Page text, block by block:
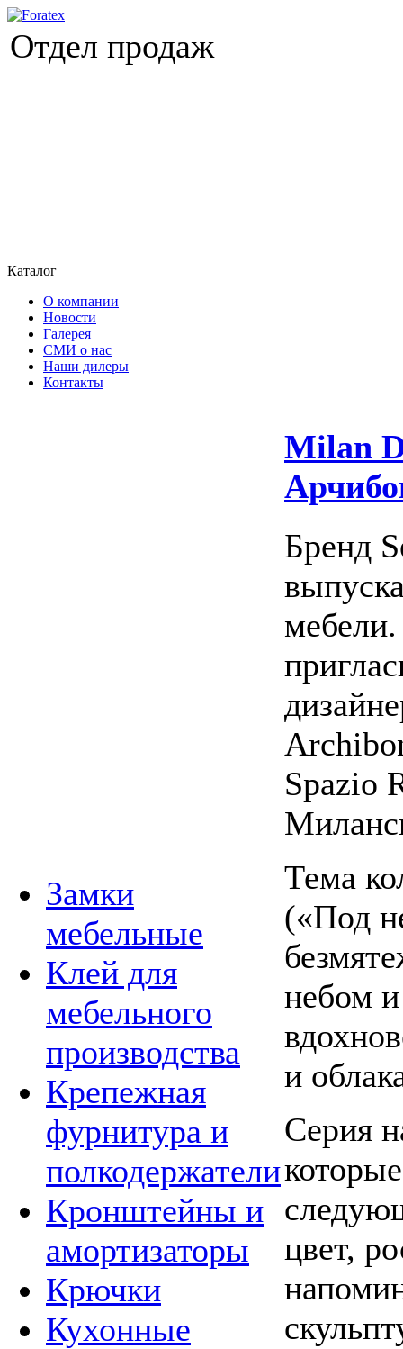
Отдел продаж
Каталог
О компании
Новости
Галерея
СМИ о нас
Наши дилеры
Контакты
Замки
мебельные
Клей для
мебельного
производства
Крепежная
фурнитура и
полкодержатели
Кронштейны и
амортизаторы
Крючки
Кухонные
Milan
Бренд
Spazio
Тема
(«Под
небом
и
Серия
цвет,